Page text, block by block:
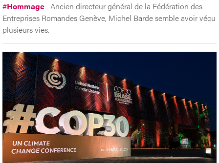
#Hommage Ancien directeur général de la Fédération des
Entreprises Romandes Genève, Michel Barde semble avoir vécu
plusieurs vies.